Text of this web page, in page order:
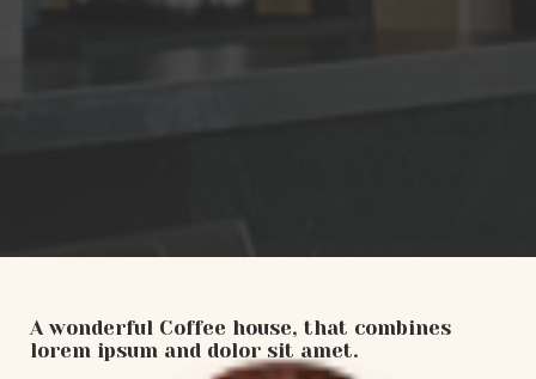
A wonderful Coffee house, that combines
lorem ipsum and dolor sit amet.​